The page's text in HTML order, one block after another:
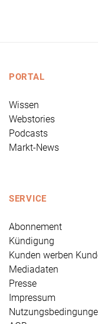
PORTAL
Wissen
Webstories
Podcasts
Markt-News
SERVICE
Abonnement
Kündigung
Kunden werben
Mediadaten
Presse
Impressum